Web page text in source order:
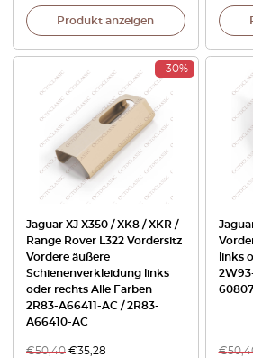
Produkt anzeigen
-30%
Jaguar XJ X350 / XK8 / XKR /
Range Rover L322 Vordersitz
Vordere äußere
Schienenverkleidung links
oder rechts Alle Farben
2R83-A66411-AC / 2R83-
A66410-AC
€50,40 €35,28
links
€